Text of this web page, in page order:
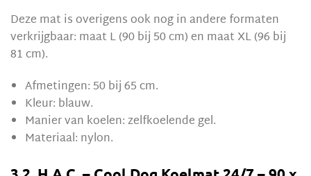
Deze mat is overigens ook nog in andere formaten
verkrijgbaar: maat L (90 bij 50 cm) en maat XL (96 bij
81 cm).
Afmetingen: 50 bij 65 cm.
Kleur: blauw.
Manier van koelen: zelfkoelende gel.
Materiaal: nylon.